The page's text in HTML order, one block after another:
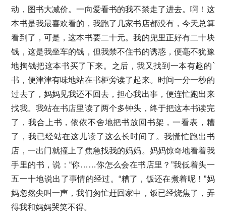
动，图书大减价。一向爱看书的我不禁走了进去。啊！这
本书是我最喜欢看的，我跑了几家书店都没有，今天总算
看到了，可是，这本书要二十元。我的兜里正好有二十块
钱，这是我坐车的钱，但我禁不住书的诱惑，便毫不犹豫
地掏钱把这本书买了下来。之后，我又找到一本有趣的`
书，便津津有味地站在书柜旁读了起来。时间一分一秒的
过去了，妈妈见我还不回去，担心我出事，便连忙跑出来
找我。我站在书店里读了两个多钟头，终于把这本书读完
了，我合上书，依依不舍地把书放回书架，一看表，糟
了，我已经站在这儿读了这么长时间了。我慌忙跑出书
店，一出门就撞上了焦急找我的妈妈。妈妈惊奇地看着我
手里的书，说：“你……你怎么会在书店里？”我低着头一
五一十地说出了事情的经过。“糟了，饭还在煮着呢！”妈
妈忽然尖叫一声，我们匆忙赶回家中，饭已经烧焦了，弄
得我和妈妈哭笑不得。